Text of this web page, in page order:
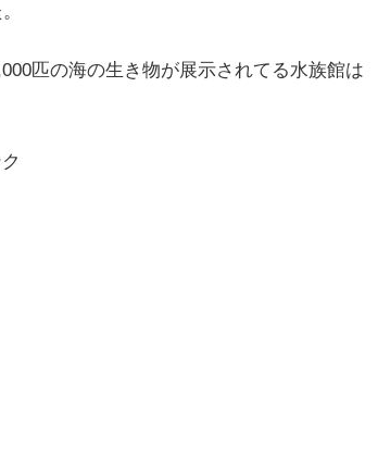
匹の海の生き物が展示されてる水族館は